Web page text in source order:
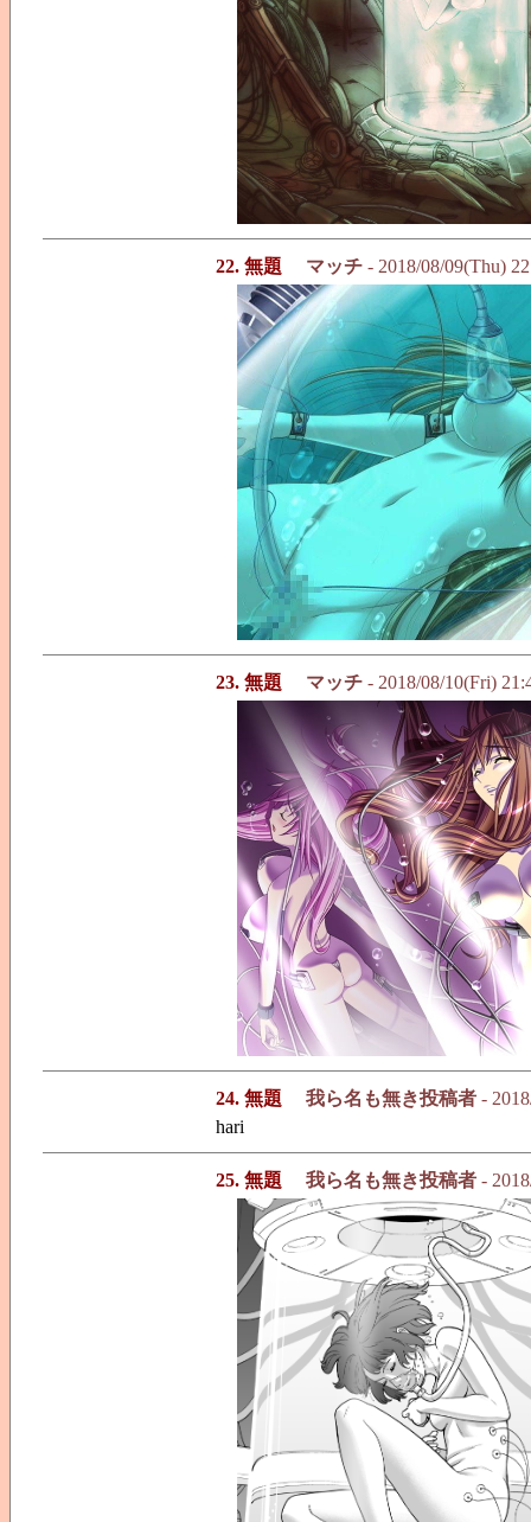
22. 無題 マッチ - 2018/08/09(Thu)
23. 無題 マッチ - 2018/08/10(Fri)
24. 無題 我ら名も無き投稿者 -
hari
25. 無題 我ら名も無き投稿者 -